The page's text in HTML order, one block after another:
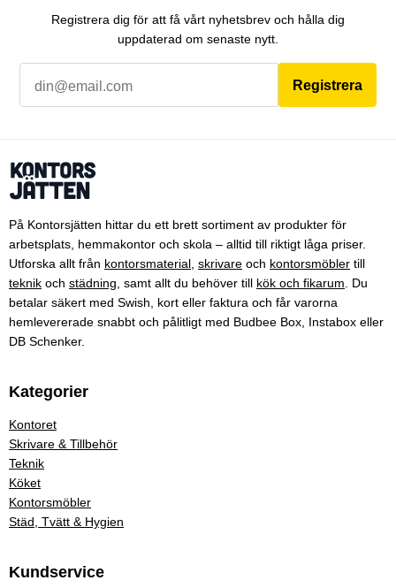
Registrera dig för att få vårt nyhetsbrev och hålla dig
uppdaterad om senaste nytt.
Registrera
På Kontorsjätten hittar du ett brett sortiment av produkter för
arbetsplats, hemmakontor och skola – alltid till riktigt låga priser.
Utforska allt från kontorsmaterial skrivare och kontorsmöbler till
teknik och städning , samt allt du behöver till kök och fikarum . Du
betalar säkert med Swish, kort eller faktura och får varorna
hemlevererade snabbt och pålitligt med Budbee Box, Instabox eller
DB Schenker.
Kategorier
Kontoret
Skrivare & Tillbehör
Teknik
Köket
Kontorsmöbler
Städ, Tvätt & Hygien
Kundservice